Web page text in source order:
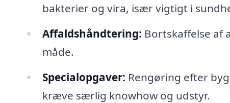
bakterier og vira, især vigtigt i
Affaldshåndtering: Bortskaffelse af
måde.
Specialopgaver: Rengøring efter
kræve særlig knowhow og udstyr.